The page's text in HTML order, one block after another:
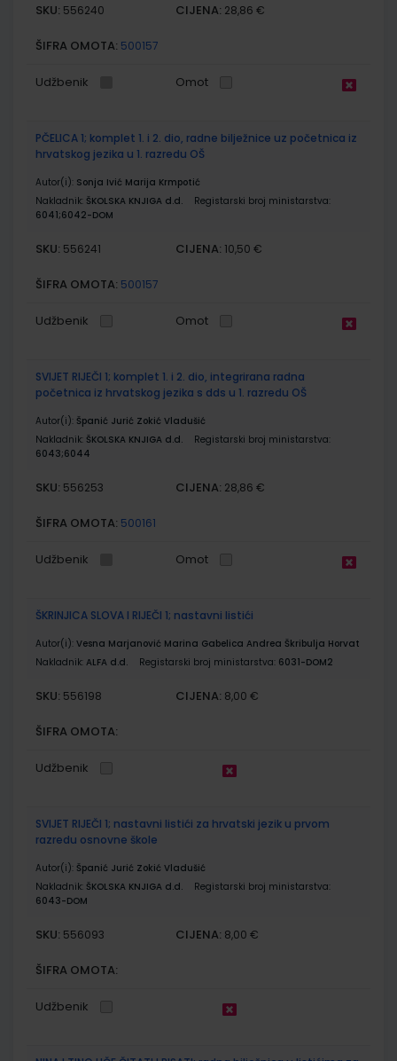
SKU: 556240 CIJENA: 28,86 €
ŠIFRA OMOTA: 500157
Udžbenik Omot
PČELICA 1; komplet 1. i 2. dio, radne bilježnice uz početnica iz
hrvatskog jezika u 1. razredu OŠ
Autor(i): Sonja Ivić Marija Krmpotić
Nakladnik: ŠKOLSKA KNJIGA d.d.
Registarski broj ministarstva:
6041;6042-DOM
SKU: 556241 CIJENA: 10,50 €
ŠIFRA OMOTA: 500157
Udžbenik Omot
SVIJET RIJEČI 1; komplet 1. i 2. dio, integrirana radna
početnica iz hrvatskog jezika s dds u 1. razredu OŠ
Autor(i): Španić Jurić Zokić Vladušić
Nakladnik: ŠKOLSKA KNJIGA d.d.
Registarski broj ministarstva:
6043;6044
SKU: 556253 CIJENA: 28,86 €
ŠIFRA OMOTA: 500161
Udžbenik Omot
ŠKRINJICA SLOVA I RIJEČI 1; nastavni listići
Autor(i): Vesna Marjanović Marina Gabelica Andrea Škribulja Horvat
Nakladnik: ALFA d.d. Registarski broj ministarstva: 6031-DOM2
SKU: 556198 CIJENA: 8,00 €
ŠIFRA OMOTA:
Udžbenik
SVIJET RIJEČI 1; nastavni listići za hrvatski jezik u prvom
razredu osnovne škole
Autor(i): Španić Jurić Zokić Vladušić
Nakladnik: ŠKOLSKA KNJIGA d.d.
Registarski broj ministarstva:
6043-DOM
SKU: 556093 CIJENA: 8,00 €
ŠIFRA OMOTA:
Udžbenik